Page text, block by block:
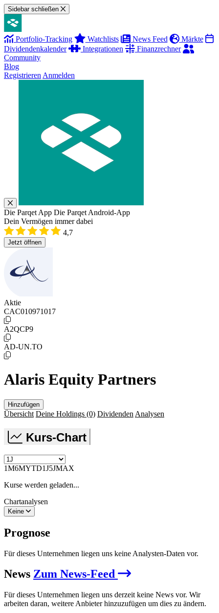
Sidebar schließen
Portfolio-Tracking Watchlists News Feed
Märkte
Dividendenkalender
Integrationen
Finanzrechner
Community
Blog
Registrieren Anmelden
Die Parqet App Die Parqet Android-App
Dein Vermögen immer dabei
4,7
Jetzt öffnen
Aktie
CAC010971017
A2QCP9
AD-UN.TO
Alaris Equity Partners
Hinzufügen
Übersicht Deine Holdings (0) Dividenden Analysen
Kurs-Chart
1M6MYTD1J5JMAX
Kurse werden geladen...
Chartanalysen
Keine
Prognose
Für dieses Unternehmen liegen uns keine Analysten-Daten vor.
News Zum News-Feed
Für dieses Unternehmen liegen uns derzeit keine News vor. Wir
arbeiten daran, weitere Anbieter hinzuzufügen um dies zu ändern.